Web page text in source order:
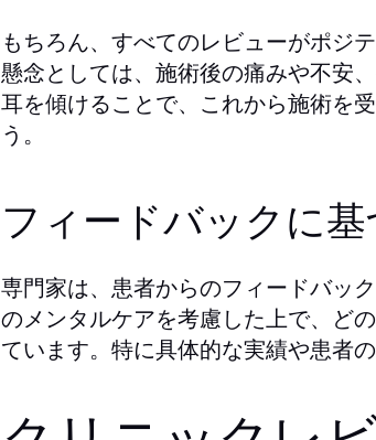
もちろん、すべてのレビューがポジ
懸念としては、施術後の痛みや不安
耳を傾けることで、これから施術を
う。
フィードバックに
専門家は、患者からのフィードバッ
のメンタルケアを考慮した上で、ど
ています。特に具体的な実績や患者